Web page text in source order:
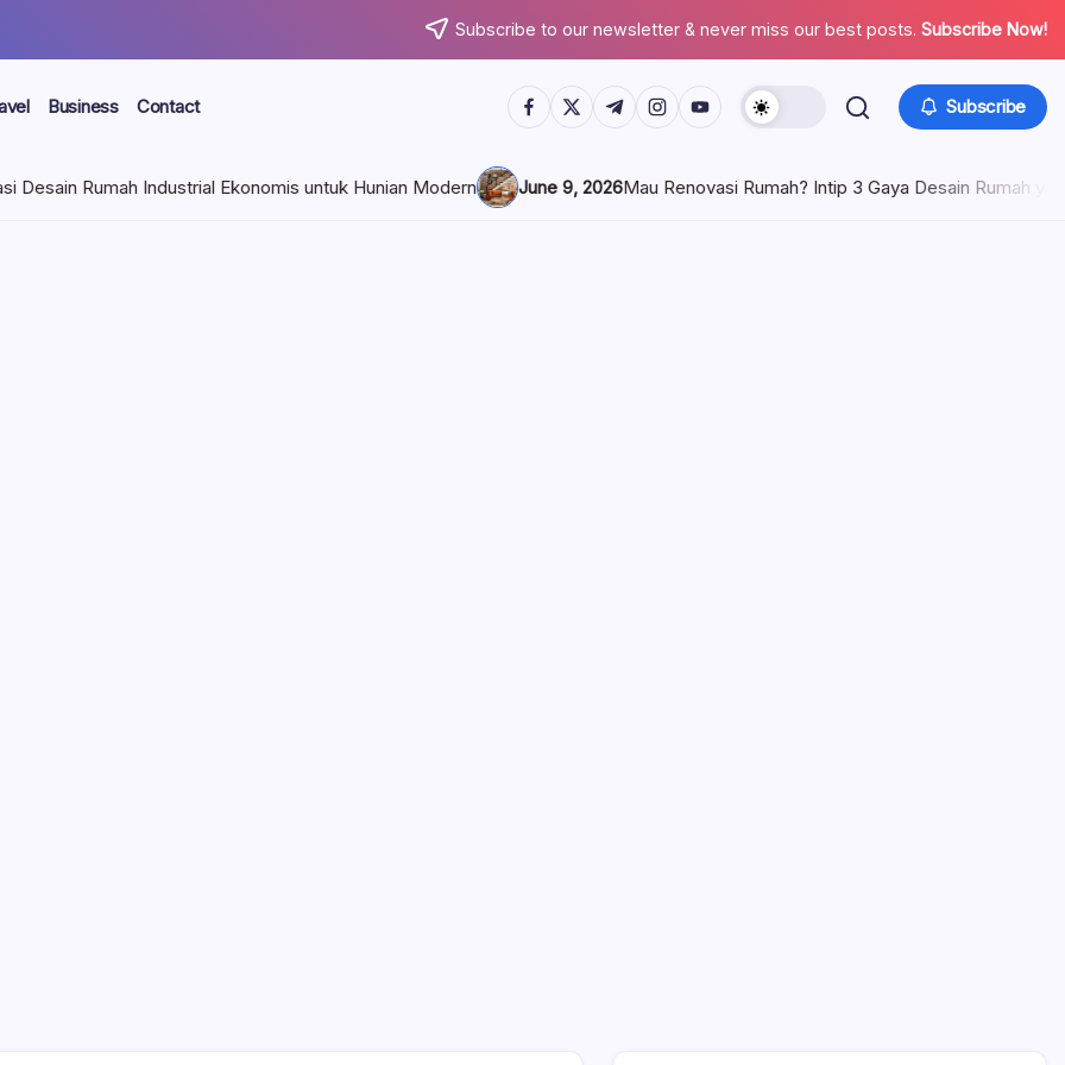
Subscribe to our newsletter & never miss our best posts. Subscribe Now!
Business Contact https://www.facebook.com/
https://twitter.com/
https://t.me/
https://www.instagram.com/
https://youtube.com/ Subscribe
Industrial Ekonomis untuk Hunian Modern June 9, 2026Mau Renovasi Rumah? Intip 3 Gaya Desain Rumah yang Bakal